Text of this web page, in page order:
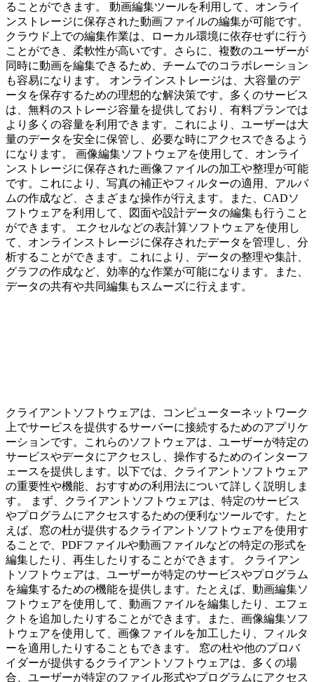
ることができます。 動画編集ツールを利用して、オンライ
ンストレージに保存された動画ファイルの編集が可能です。
クラウド上での編集作業は、ローカル環境に依存せずに行う
ことができ、柔軟性が高いです。さらに、複数のユーザーが
同時に動画を編集できるため、チームでのコラボレーション
も容易になります。 オンラインストレージは、大容量のデ
ータを保存するための理想的な解決策です。多くのサービス
は、無料のストレージ容量を提供しており、有料プランでは
より多くの容量を利用できます。これにより、ユーザーは大
量のデータを安全に保管し、必要な時にアクセスできるよう
になります。 画像編集ソフトウェアを使用して、オンライ
ンストレージに保存された画像ファイルの加工や整理が可能
です。これにより、写真の補正やフィルターの適用、アルバ
ムの作成など、さまざまな操作が行えます。また、CADソ
フトウェアを利用して、図面や設計データの編集も行うこと
ができます。 エクセルなどの表計算ソフトウェアを使用し
て、オンラインストレージに保存されたデータを管理し、分
析することができます。これにより、データの整理や集計、
グラフの作成など、効率的な作業が可能になります。また、
データの共有や共同編集もスムーズに行えます。
クライアントソフトウェアは、コンピューターネットワーク
上でサービスを提供するサーバーに接続するためのアプリケ
ーションです。これらのソフトウェアは、ユーザーが特定の
サービスやデータにアクセスし、操作するためのインターフ
ェースを提供します。以下では、クライアントソフトウェア
の重要性や機能、おすすめの利用法について詳しく説明しま
す。 まず、クライアントソフトウェアは、特定のサービス
やプログラムにアクセスするための便利なツールです。たと
えば、窓の杜が提供するクライアントソフトウェアを使用す
ることで、PDFファイルや動画ファイルなどの特定の形式を
編集したり、再生したりすることができます。 クライアン
トソフトウェアは、ユーザーが特定のサービスやプログラム
を編集するための機能を提供します。たとえば、動画編集ソ
フトウェアを使用して、動画ファイルを編集したり、エフェ
クトを追加したりすることができます。また、画像編集ソフ
トウェアを使用して、画像ファイルを加工したり、フィルタ
ーを適用したりすることもできます。 窓の杜や他のプロバ
イダーが提供するクライアントソフトウェアは、多くの場
合、ユーザーが特定のファイル形式やプログラムにアクセス